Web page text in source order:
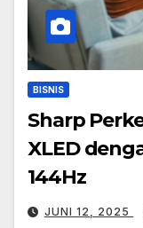
BISNIS
Sharp
XLED
144Hz
JUNI 12, 2025